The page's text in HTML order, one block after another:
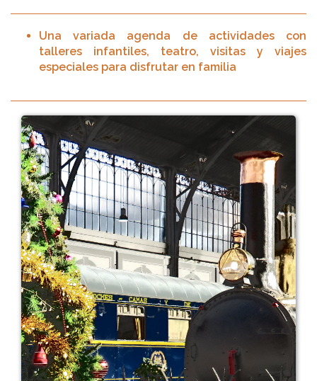
Una variada agenda de actividades con
talleres infantiles, teatro, visitas y viajes
especiales para disfrutar en familia